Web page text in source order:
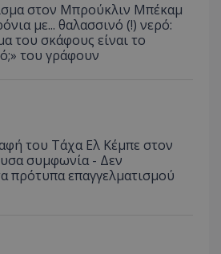
στον Μπρούκλιν Μπέκαμ
με... θαλασσινό (!) νερό:
του σκάφους είναι το
του γράφουν
του Τάχα Ελ Κέμπε στον
συμφωνία - Δεν
πρότυπα επαγγελματισμού